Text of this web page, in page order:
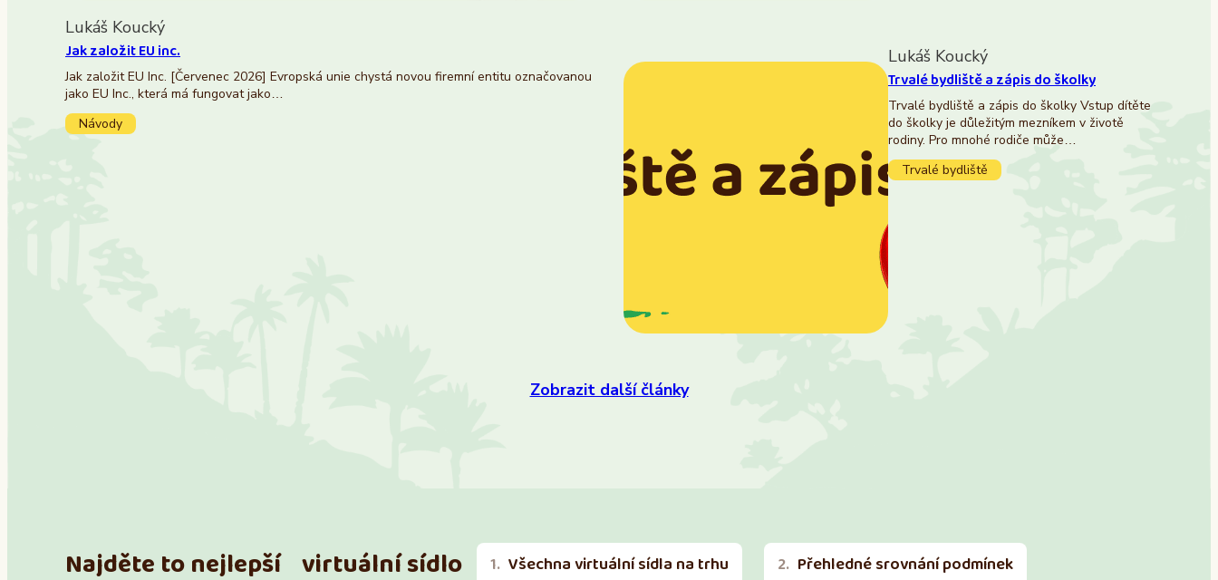
Lukáš Koucký
Jak založit EU inc.
Jak založit EU Inc. [Červenec 2026] Evropská unie chystá novou firemní entitu označovanou
jako EU Inc., která má fungovat jako…
Návody
Lukáš Koucký
Trvalé bydliště a zápis do školky
Trvalé bydliště a zápis do školky Vstup dítěte
do školky je důležitým mezníkem v životě
rodiny. Pro mnohé rodiče může…
Trvalé bydliště
Zobrazit další články
Najděte to nejlepší virtuální sídlo Všechna virtuální sídla na trhu Přehledné srovnání podmínek